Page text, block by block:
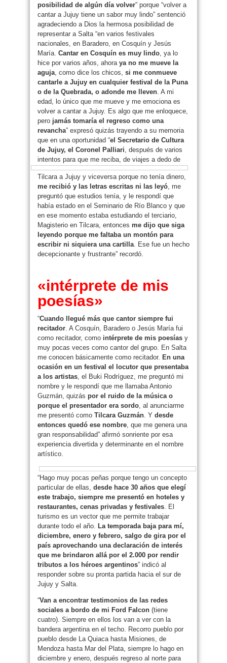
posibilidad de algún día volver” porque “volver a
cantar a Jujuy tiene un sabor muy lindo” sentenció
agradeciendo a Dios la hermosa posibilidad de
representar a Salta “en varios festivales
nacionales, en Baradero, en Cosquín y Jesús
María. Cantar en Cosquín es muy lindo , ya lo
hice por varios años, ahora ya no me mueve la
aguja , como dice los chicos, si me conmueve
cantarle a Jujuy en cualquier festival de la Puna
o de la Quebrada, o adonde me lleven . A mi
edad, lo único que me mueve y me emociona es
volver a cantar a Jujuy. Es algo que me enloquece,
pero jamás tomaría el regreso como una
revancha” expresó quizás trayendo a su memoria
que en una oportunidad “el Secretario de Cultura
de Jujuy, el Coronel Palliari , después de varios
intentos para que me reciba, de viajes a dedo de
Tilcara a Jujuy y viceversa porque no tenía dinero,
me recibió y las letras escritas ni las leyó , me
preguntó que estudios tenía, y le respondí que
había estado en el Seminario de Río Blanco y que
en ese momento estaba estudiando el terciario,
Magisterio en Tilcara, entonces me dijo que siga
leyendo porque me faltaba un montón para
escribir ni siquiera una cartilla . Ese fue un hecho
decepcionante y frustrante” recordó.
«intérprete de mis
poesías»
“Cuando llegué más que cantor siempre fui
recitador . A Cosquín, Baradero o Jesús María fui
como recitador, como intérprete de mis poesías y
muy pocas veces como cantor del grupo. En Salta
me conocen básicamente como recitador. En una
ocasión en un festival el locutor que presentaba
a los artistas , el Buki Rodríguez, me preguntó mi
nombre y le respondí que me llamaba Antonio
Guzmán, quizás por el ruido de la música o
porque el presentador era sordo , al anunciarme
me presentó como Tilcara Guzmán . Y desde
entonces quedó ese nombre , que me genera una
gran responsabilidad” afirmó sonriente por esa
experiencia divertida y determinante en el nombre
artístico.
“Hago muy pocas peñas porque tengo un concepto
particular de ellas, desde hace 30 años que elegí
este trabajo, siempre me presentó en hoteles y
restaurantes, cenas privadas y festivales . El
turismo es un vector que me permite trabajar
durante todo el año. La temporada baja para mí,
diciembre, enero y febrero, salgo de gira por el
país aprovechando una declaración de interés
que me brindaron allá por el 2.000 por rendir
tributos a los héroes argentinos” indicó al
responder sobre su pronta partida hacia el sur de
Jujuy y Salta.
“Van a encontrar testimonios de las redes
sociales a bordo de mi Ford Falcon (tiene
cuatro). Siempre en ellos los van a ver con la
bandera argentina en el techo. Recorro pueblo por
pueblo desde La Quiaca hasta Misiones, de
Mendoza hasta Mar del Plata, siempre lo hago en
diciembre y enero, después regreso al norte para